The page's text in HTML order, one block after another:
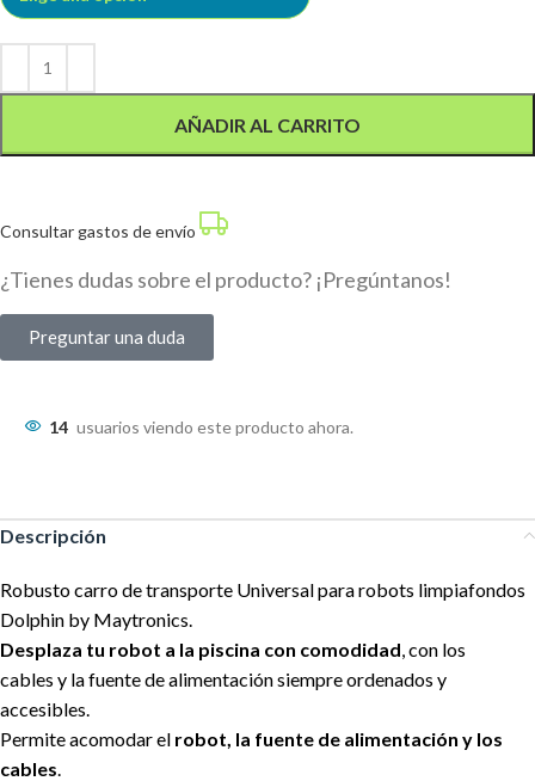
AÑADIR AL CARRITO
Consultar gastos de envío
¿Tienes dudas sobre el producto? ¡Pregúntanos!
Preguntar una duda
14 usuarios viendo este producto ahora.
Descripción
Robusto carro de transporte Universal para robots limpiafondos
Dolphin by Maytronics.
Desplaza tu robot a la piscina con comodidad, con los
cables y la fuente de alimentación siempre ordenados y
accesibles.
Permite acomodar el robot, la fuente de alimentación y los
cables.